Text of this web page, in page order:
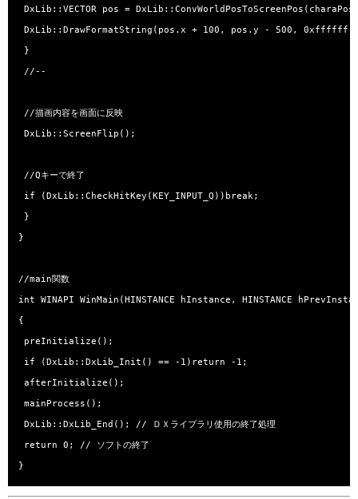
DxLib::VECTOR pos =
DxLib::DrawFormatString(pos.x + 100, pos.y - 500, 0xffffff, ">>
}
//--
//描画内容を画面に反映
DxLib::ScreenFlip();
//Qキーで終了
if (DxLib::CheckHitKey(KEY_INPUT_Q))break;
}
}
//main関数
int WINAPI WinMain(HINSTANCE hInstance, HINSTANCE
{
preInitialize();
if (DxLib::DxLib_Init() == -1)return -1;
afterInitialize();
mainProcess();
DxLib::DxLib_End(); // ＤＸライブラリ使用の終了処理
return 0; // ソフトの終了
}